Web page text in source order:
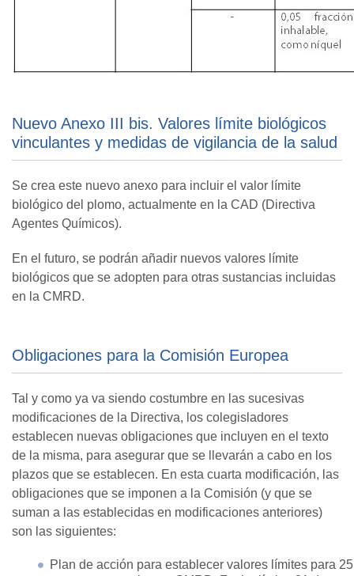
Nuevo Anexo III bis. Valores límite biológicos
vinculantes y medidas de vigilancia de la salud
Se crea este nuevo anexo para incluir el valor límite
biológico del plomo, actualmente en la CAD (Directiva
Agentes Químicos).
En el futuro, se podrán añadir nuevos valores límite
biológicos que se adopten para otras sustancias incluidas
en la CMRD.
Obligaciones para la Comisión Europea
Tal y como ya va siendo costumbre en las sucesivas
modificaciones de la Directiva, los colegisladores
establecen nuevas obligaciones que incluyen en el texto
de la misma, para asegurar que se llevarán a cabo en los
plazos que se establecen. En esta cuarta modificación, las
obligaciones que se imponen a la Comisión (y que se
suman a las establecidas en modificaciones anteriores)
son las siguientes:
Plan de acción para establecer valores límites para 25